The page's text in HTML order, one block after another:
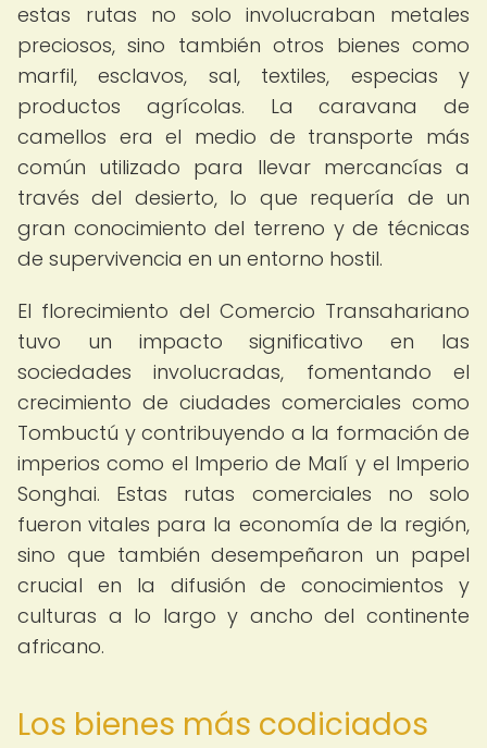
estas rutas no solo involucraban metales
preciosos, sino también otros bienes como
marfil, esclavos, sal, textiles, especias y
productos agrícolas. La caravana de
camellos era el medio de transporte más
común utilizado para llevar mercancías a
través del desierto, lo que requería de un
gran conocimiento del terreno y de técnicas
de supervivencia en un entorno hostil.
El florecimiento del Comercio Transahariano
tuvo un impacto significativo en las
sociedades involucradas, fomentando el
crecimiento de ciudades comerciales como
Tombuctú y contribuyendo a la formación de
imperios como el Imperio de Malí y el Imperio
Songhai. Estas rutas comerciales no solo
fueron vitales para la economía de la región,
sino que también desempeñaron un papel
crucial en la difusión de conocimientos y
culturas a lo largo y ancho del continente
africano.
Los bienes más codiciados